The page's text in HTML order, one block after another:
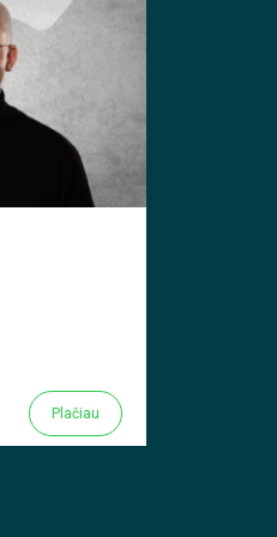
Plačiau